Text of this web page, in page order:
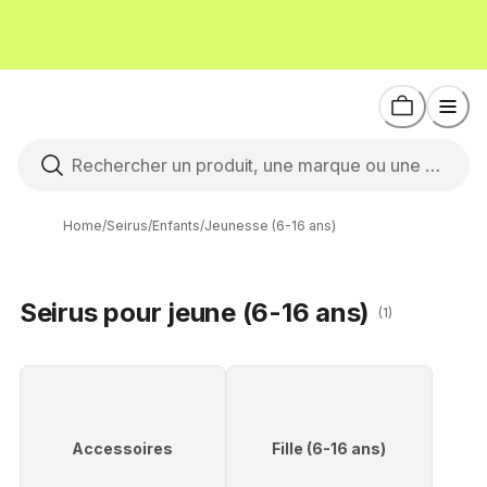
Home/Seirus/Enfants/Jeunesse (6-16 ans)
Seirus pour jeune (6-16 ans) (1)
Accessoires Fille (6-16 ans)